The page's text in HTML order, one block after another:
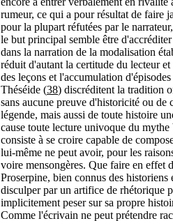
rumeur, ce qui a pour résultat de faire
pour la plupart réfutées par le
le but principal semble être
dans la narration de la modalisation
réduit d'autant la certitude du lecteur
des leçons et l'accumulation
Théséide (38) discréditent la tradition
sans aucune preuve d'historicité ou de
légende, mais aussi de toute histoire
cause toute lecture univoque du
consiste à se croire capable de
lui-même ne peut avoir, pour les
voire mensongères. Que faire en effet
Proserpine, bien connus des
disculper par un artifice de rhétorique
implicitement peser sur sa propre
Comme l'écrivain ne peut prétendre